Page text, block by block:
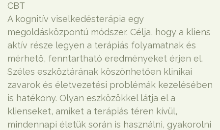
CBT
A kognitív viselkedésterápia egy
megoldásközpontú módszer. Célja, hogy a kliens
aktív része legyen a terápiás folyamatnak és
mérhető, fenntartható eredményeket érjen el.
Széles eszköztárának köszönhetően klinikai
zavarok és életvezetési problémák kezelésében
is hatékony. Olyan eszközökkel látja el a
klienseket, amiket a terápiás téren kívül,
mindennapi életük során is használni, gyakorolni